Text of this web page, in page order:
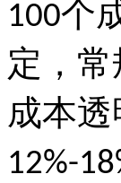
100个
定，
成本
12%-